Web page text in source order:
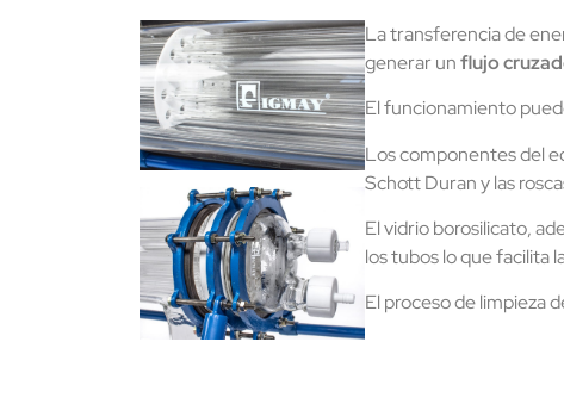
La transferencia de
generar unflujo
El funcionamiento
Los componentes del
Schott Duran y las
El vidrio borosilicato,
los tubos lo que facilita
El proceso de limpieza